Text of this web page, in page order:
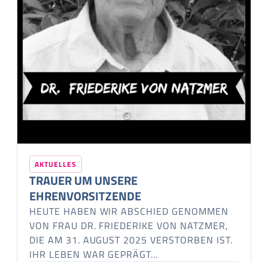
AKTUELLES
TRAUER UM UNSERE
EHRENVORSITZENDE
HEUTE HABEN WIR ABSCHIED GENOMMEN
VON FRAU DR. FRIEDERIKE VON NATZMER,
DIE AM 31. AUGUST 2025 VERSTORBEN IST.
IHR LEBEN WAR GEPRÄGT…